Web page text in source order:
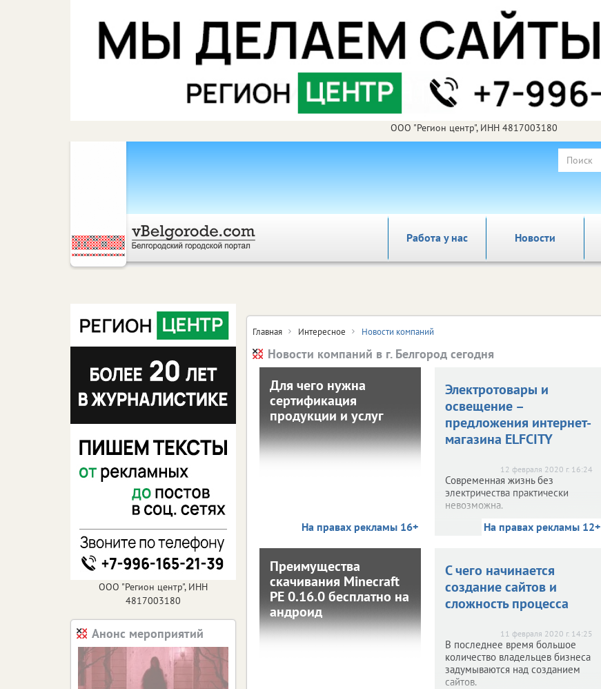
ООО "Регион центр", ИНН 4817003180
Работа у нас Новости
Главная Интересное Новости компаний
Новости компаний в г. Белгород сегодня
Для чего нужна
сертификация
продукции и услуг
Для чего нужна
сертификация
продукции и услуг
12 февраля 2020 г. 16:27
окружающей среды,
продукции.
На правах рекламы 16+ На правах рекламы 12+
Электротовары и
освещение –
предложения интернет-
магазина ELFCITY
12 февраля 2020 г. 16:24
Современная жизнь без
электричества практически
невозможна.
На правах рекламы 12+
Преимущества
скачивания Minecraft
PE 0.16.0 бесплатно на
андроид
Преимущества
скачивания Minecraft
PE 0.16.0 бесплатно на
андроид
С чего начинается
создание сайтов и
сложность процесса
11 февраля 2020 г. 14:25
В последнее время большое
количество владельцев бизнеса
задумываются над созданием
сайтов.
ООО "Регион центр", ИНН
4817003180
Анонс мероприятий